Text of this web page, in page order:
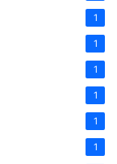
1
1
1
1
1
1